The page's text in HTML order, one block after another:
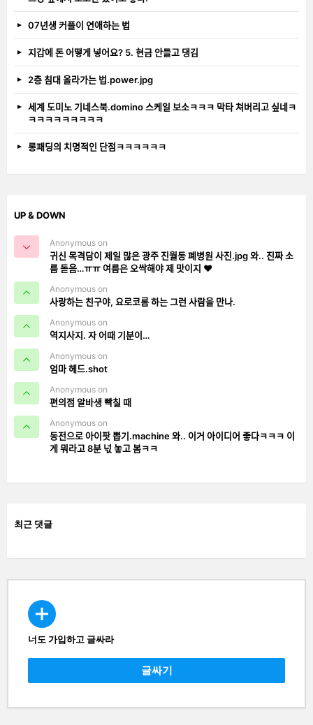
07년생 커플이 연애하는 법
지갑에 돈 어떻게 넣어요? 5. 현금 안들고 댕김
2층 침대 올라가는 법.power.jpg
세계 도미노 기네스북.domino 스케일 보소ㅋㅋㅋ 막타 쳐버리고 싶네ㅋ
ㅋㅋㅋㅋㅋㅋㅋㅋㅋ
롱패딩의 치명적인 단점ㅋㅋㅋㅋㅋㅋ
UP & DOWN
Anonymous on
귀신 목격담이 제일 많은 광주 진월동 폐병원 사진.jpg 와.. 진짜 소
름 돋음…ㅠㅠ 여름은 오싹해야 제 맛이지 ❤️
Anonymous on
사랑하는 친구야, 요로코롬 하는 그런 사람을 만나.
Anonymous on
역지사지. 자 어때 기분이…
Anonymous on
엄마 헤드.shot
Anonymous on
편의점 알바생 빡칠 때
Anonymous on
동전으로 아이팟 뽑기.machine 와.. 이거 아이디어 좋다ㅋㅋㅋ 이
게 뭐라고 8분 넋 놓고 봄ㅋㅋ
최근 댓글
CREATE
너도 가입하고 글싸라
글싸기